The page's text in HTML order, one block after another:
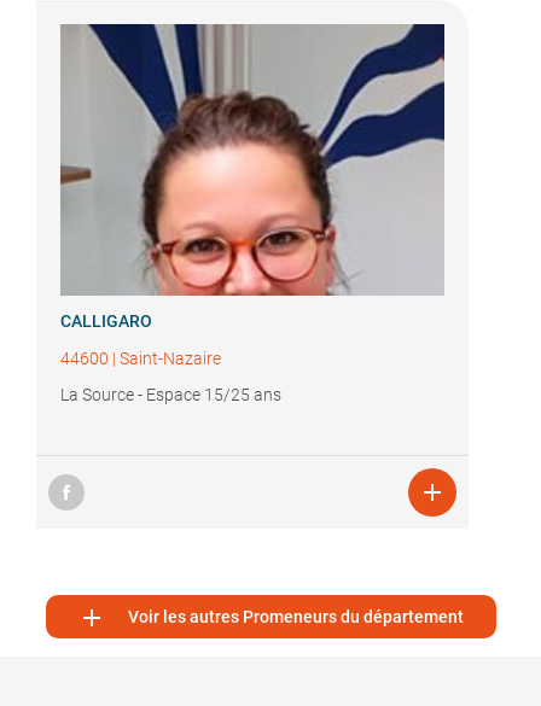
CALLIGARO
44600 | Saint-Nazaire
La Source - Espace 15/25 ans

 Voir les autres Promeneurs du département